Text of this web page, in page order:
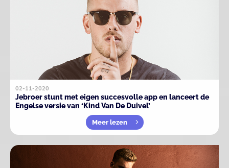
02-11-2020
Jebroer stunt met eigen succesvolle app en lanceert de
Engelse versie van ‘Kind Van De Duivel’
Meer lezen